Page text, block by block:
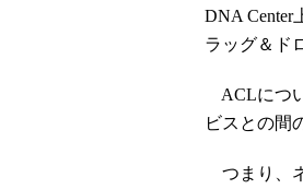
DNA Center
ラッグ＆ド
ACLにつ
ビスとの間
つまり、